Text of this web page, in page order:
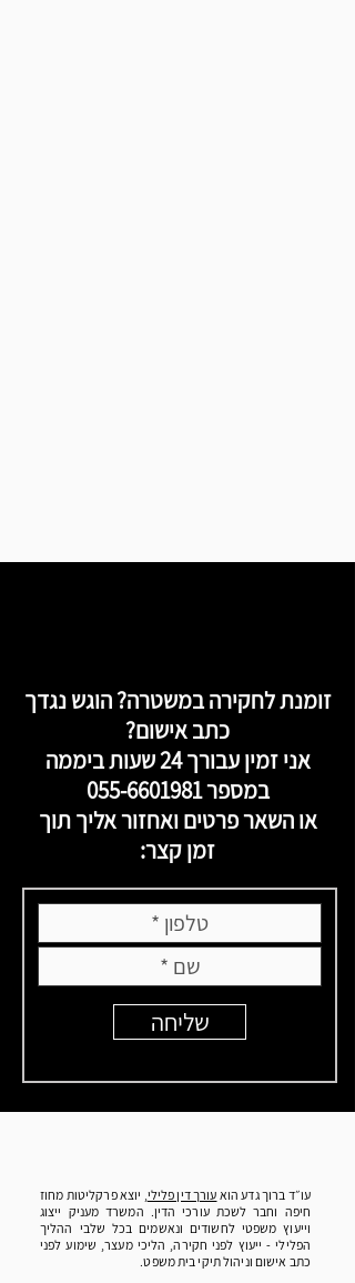
זומנת לחקירה במשטרה? הוגש נגדך
כתב אישום?
אני זמין עבורך 24 שעות ביממה
במספר055-6601981
או השאר פרטים ואחזור אליך תוך
זמן קצר:
שליחה
עו״ד ברוך גדע הוא עורך דין פלילי , יוצא פרקליטות מחוז
חיפה וחבר לשכת עורכי הדין. המשרד מעניק ייצוג
וייעוץ משפטי לחשודים ונאשמים בכל שלבי ההליך
הפלילי - ייעוץ לפני חקירה, הליכי מעצר, שימוע לפני
כתב אישום וניהול תיקי בית משפט.